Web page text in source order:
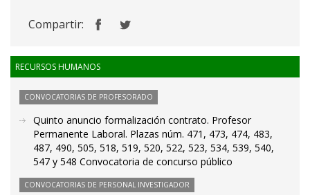
Compartir:
RECURSOS HUMANOS
CONVOCATORIAS DE PROFESORADO
Quinto anuncio formalización contrato. Profesor
Permanente Laboral. Plazas núm. 471, 473, 474, 483,
487, 490, 505, 518, 519, 520, 522, 523, 534, 539, 540,
547 y 548 Convocatoria de concurso público
CONVOCATORIAS DE PERSONAL INVESTIGADOR